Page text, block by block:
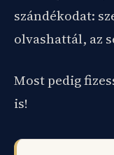
szándékodat:
olvashattál, az
Most pedig
is!